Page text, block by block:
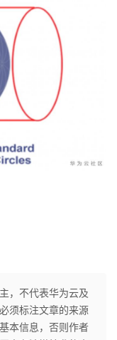
，不代表华为云及
须标注文章的来源
本信息，否则作者